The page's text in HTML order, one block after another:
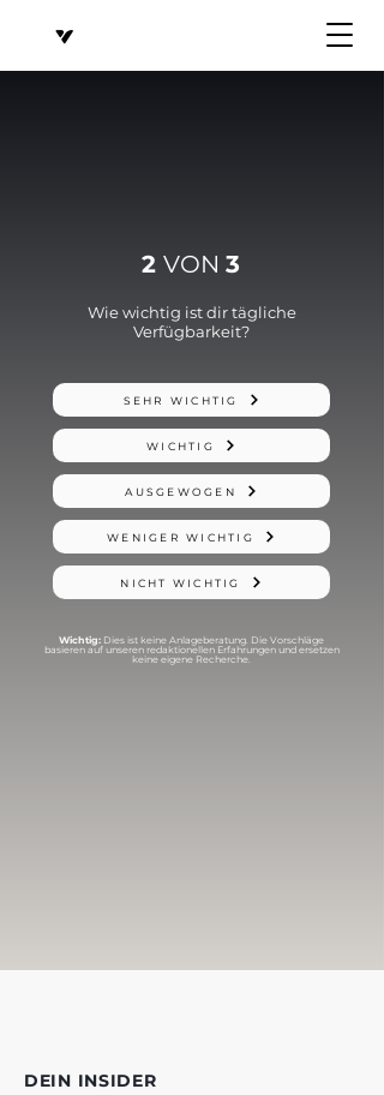
2 VON 3
Wie wichtig ist dir tägliche
Verfügbarkeit?
SEHR WICHTIG
WICHTIG
AUSGEWOGEN
WENIGER WICHTIG
NICHT WICHTIG
Wichtig: Dies ist keine Anlageberatung. Die Vorschläge
basieren auf unseren redaktionellen Erfahrungen und ersetzen
keine eigene Recherche.
DEIN INSIDER